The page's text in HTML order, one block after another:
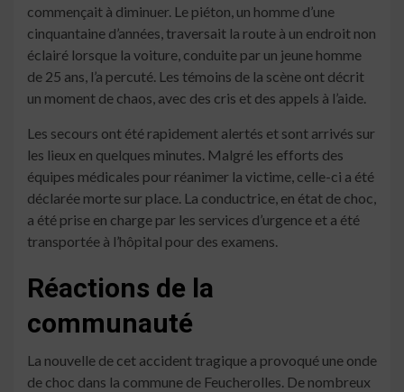
commençait à diminuer. Le piéton, un homme d’une
cinquantaine d’années, traversait la route à un endroit non
éclairé lorsque la voiture, conduite par un jeune homme
de 25 ans, l’a percuté. Les témoins de la scène ont décrit
un moment de chaos, avec des cris et des appels à l’aide.
Les secours ont été rapidement alertés et sont arrivés sur
les lieux en quelques minutes. Malgré les efforts des
équipes médicales pour réanimer la victime, celle-ci a été
déclarée morte sur place. La conductrice, en état de choc,
a été prise en charge par les services d’urgence et a été
transportée à l’hôpital pour des examens.
Réactions de la
communauté
La nouvelle de cet accident tragique a provoqué une onde
de choc dans la commune de Feucherolles. De nombreux